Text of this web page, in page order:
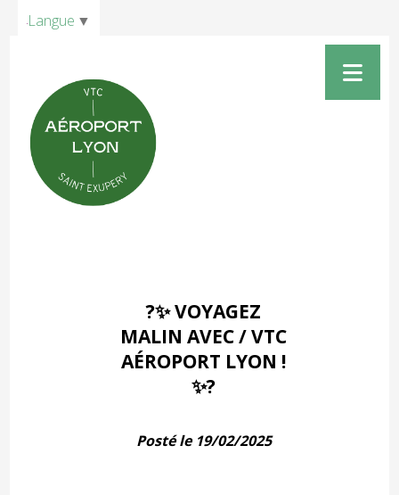
?✨ VOYAGEZ
MALIN AVEC / VTC
AÉROPORT LYON !
✨?
Posté le 19/02/2025
Langue ▼